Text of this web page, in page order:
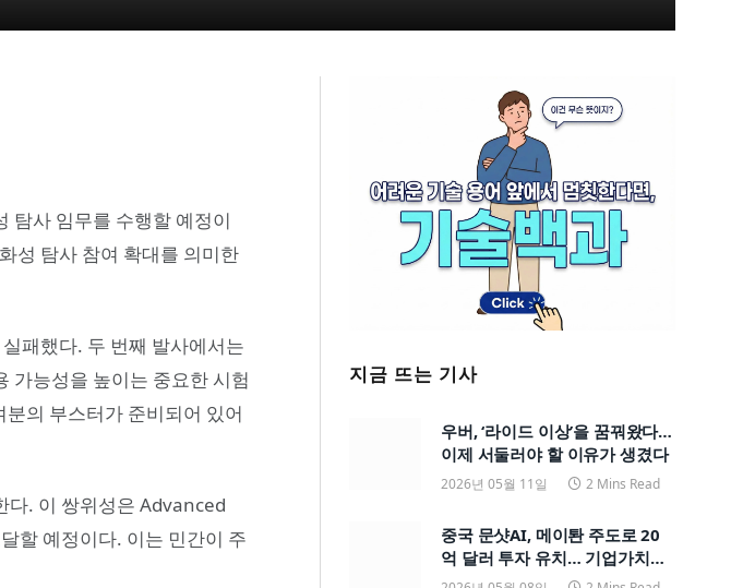
탐사 임무를 수행할 예정이
성 탐사 참여 확대를 의미한
패했다. 두 번째 발사에서는
가능성을 높이는 중요한 시험
의 부스터가 준비되어 있어
다. 이 쌍위성은 Advanced
할 예정이다. 이는 민간이 주
지금 뜨는 기사
우버, ‘라이드 이상’을 꿈꿔왔다…
이제 서둘러야 할 이유가 생겼다
2026년 05월 11일 2 Mins Read
중국 문샷AI, 메이퇀 주도로 20
억 달러 투자 유치… 기업가치
200억 달러